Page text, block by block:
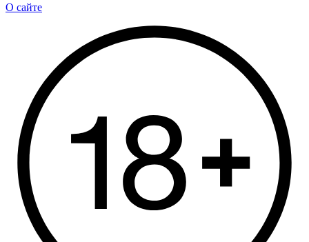
О сайте